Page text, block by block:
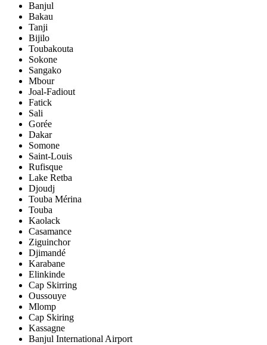
Banjul
Bakau
Tanji
Bijilo
Toubakouta
Sokone
Sangako
Mbour
Joal-Fadiout
Fatick
Sali
Gorée
Dakar
Somone
Saint-Louis
Rufisque
Lake Retba
Djoudj
Touba Mérina
Touba
Kaolack
Casamance
Ziguinchor
Djimandé
Karabane
Elinkinde
Cap Skirring
Oussouye
Mlomp
Cap Skiring
Kassagne
Banjul International Airport